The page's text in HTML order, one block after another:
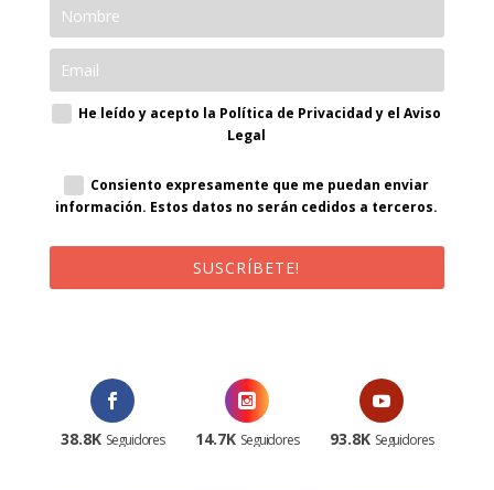
He leído y acepto la Política de Privacidad y el Aviso
Legal
Consiento expresamente que me puedan enviar
información. Estos datos no serán cedidos a terceros.
SUSCRÍBETE!
38.8K Seguidores 14.7K Seguidores 93.8K Seguidores